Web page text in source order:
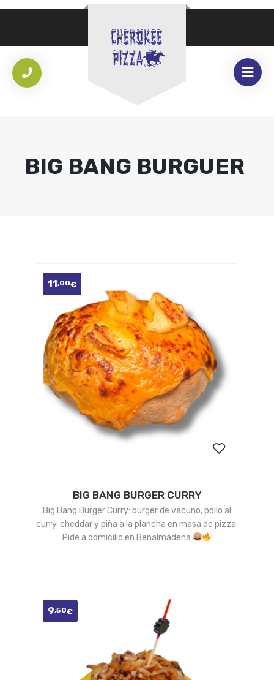
BIG BANG BURGUER
a la
BIG BANG BURGER CURRY
Big Bang Burger Curry: burger de vacuno, pollo al
curry, cheddar y piña a la plancha en masa de pizza.
Pide a domicilio en Benalmádena
11,00€
9,50€